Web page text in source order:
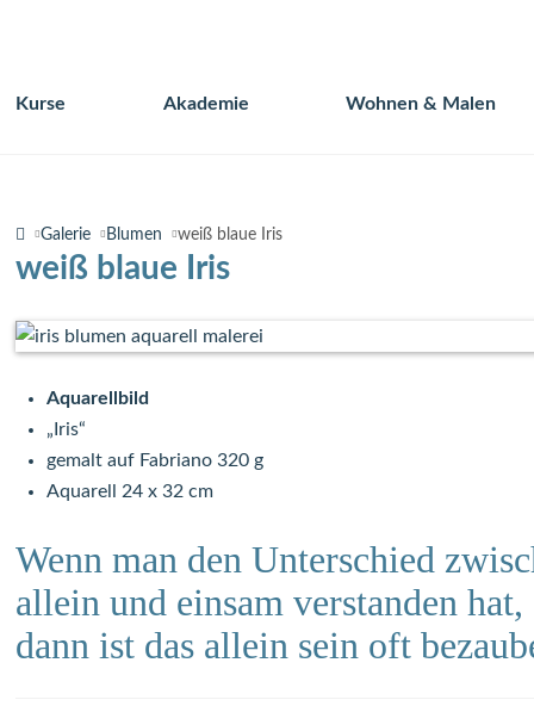
Navigation
Kurse Akademie Wohnen & Malen
Galerie Blumen weiß blaue Iris
weiß blaue Iris
Aquarellbild
„Iris“
gemalt auf Fabriano 320 g
Aquarell 24 x 32 cm
Wenn man den Unterschied
allein und einsam verstanden hat,
dann ist das allein sein oft